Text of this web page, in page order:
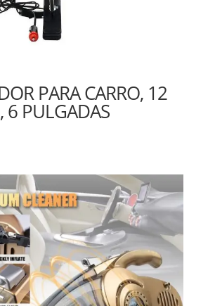
PARA CARRO, 12
6 PULGADAS